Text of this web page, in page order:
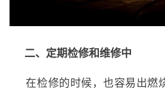
二、定期检修和维修中
在检修的时候，也容易出燃